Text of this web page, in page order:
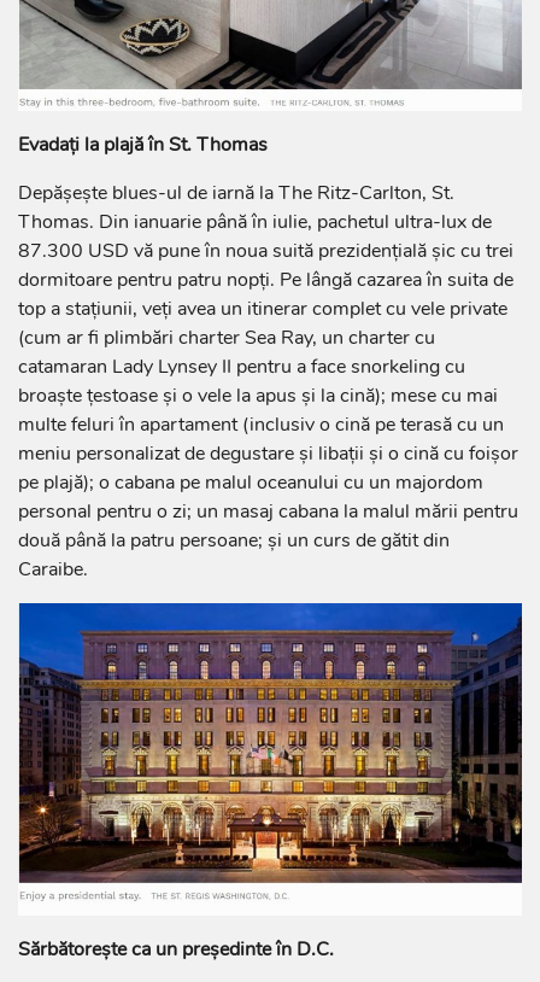
Evadați la plajă în St. Thomas
Depășește blues-ul de iarnă la The Ritz-Carlton, St.
Thomas. Din ianuarie până în iulie, pachetul ultra-lux de
87.300 USD vă pune în noua suită prezidențială șic cu trei
dormitoare pentru patru nopți. Pe lângă cazarea în suita de
top a stațiunii, veți avea un itinerar complet cu vele private
(cum ar fi plimbări charter Sea Ray, un charter cu
catamaran Lady Lynsey II pentru a face snorkeling cu
broaște țestoase și o vele la apus și la cină); mese cu mai
multe feluri în apartament (inclusiv o cină pe terasă cu un
meniu personalizat de degustare și libații și o cină cu foișor
pe plajă); o cabana pe malul oceanului cu un majordom
personal pentru o zi; un masaj cabana la malul mării pentru
două până la patru persoane; și un curs de gătit din
Caraibe.
Sărbătorește ca un președinte în D.C.